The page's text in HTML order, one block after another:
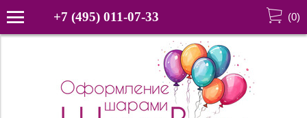
+7 (495) 011-07-33 (0)